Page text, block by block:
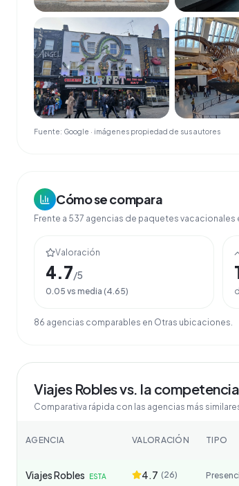
Fuente: Google · imágenes propiedad de sus autores
Cómo se compara
Frente a 537 agencias de paquetes vacacionales
Valoración
4.7/5
0.05 vs media (4.65)
86 agencias comparables en Otras ubicaciones.
Viajes Roblesvs. la competencia
Comparativa rápida con las agencias más
AGENCIA VALORACIÓN TIPO
Viajes Robles ESTA 4.7 (26)